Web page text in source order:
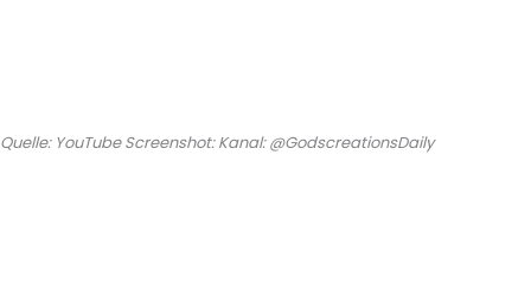
Quelle: YouTube Screenshot: Kanal: @GodscreationsDaily